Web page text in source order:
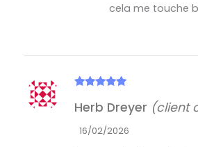
cela me touche
5
Herb Dreyer (client
16/02/2026